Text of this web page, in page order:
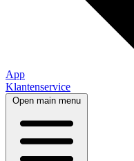
App
Klantenservice
Open main menu